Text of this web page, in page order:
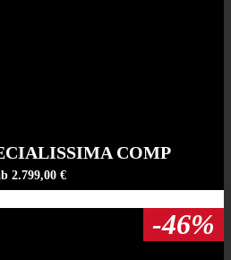
COMP
2.799,00 €
-46%